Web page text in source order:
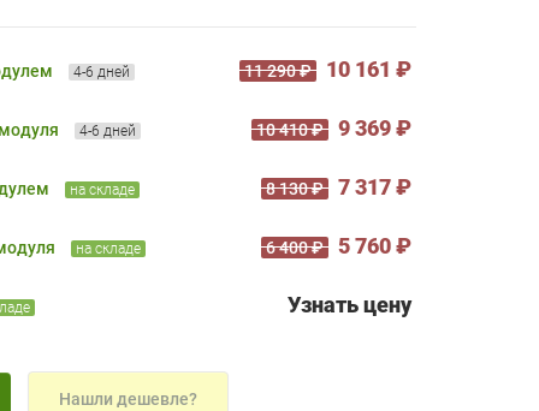
4-6 дней 11 290 ₽ 10 161 ₽
4-6 дней 10 410 ₽ 9 369 ₽
на складе 8 130 ₽ 7 317 ₽
на складе 6 400 ₽ 5 760 ₽
Узнать цену
Нашли дешевле?